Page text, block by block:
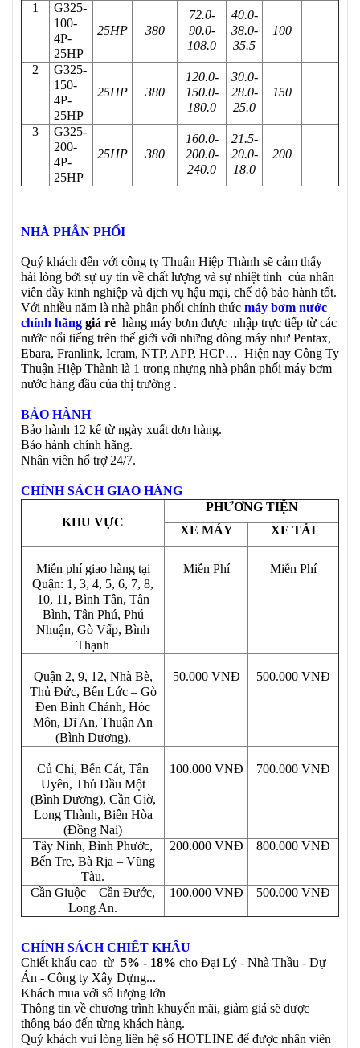
1
G325-
100-
4P-
25HP
25HP 380
72.0-
90.0-
108.0
40.0-
38.0-
35.5
100
2
G325-
150-
4P-
25HP
25HP 380
120.0-
150.0-
180.0
30.0-
28.0-
25.0
150
3
G325-
200-
4P-
25HP
25HP 380
160.0-
200.0-
240.0
21.5-
20.0-
18.0
200
NHÀ PHÂN PHỐI
Quý khách đến với công ty Thuận Hiệp Thành sẽ cảm thấy
hài lòng bởi sự uy tín về chất lượng và sự nhiệt tình của nhân
viên đầy kinh nghiệp và dịch vụ hậu mại, chế độ bảo hành tốt.
Với nhiều năm là nhà phân phối chính thức máy bơm nước
chính hãng giá rẻ hàng máy bơm được nhập trực tiếp từ các
nước nổi tiếng trên thế giới với những dòng máy như Pentax,
Ebara, Franlink, Icram, NTP, APP, HCP… Hiện nay Công Ty
Thuận Hiệp Thành là 1 trong nhựng nhà phân phối máy bơm
nước hàng đầu của thị trường .
BẢO HÀNH
Bảo hành 12 kể từ ngày xuất dơn hàng.
Bảo hành chính hãng.
Nhân viên hổ trợ 24/7.
CHÍNH SÁCH GIAO HÀNG
KHU VỰC
PHƯƠNG TIỆN
XE MÁY
XE TẢI
Miễn phí giao hàng tại
Quận: 1, 3, 4, 5, 6, 7, 8,
10, 11, Bình Tân, Tân
Bình, Tân Phú, Phú
Nhuận, Gò Vấp, Bình
Thạnh
Miễn Phí Miễn Phí
Quận 2, 9, 12, Nhà Bè,
Thủ Đức, Bến Lức – Gò
Đen Bình Chánh, Hóc
Môn, Dĩ An, Thuận An
(Bình Dương).
50.000 VNĐ 500.000 VNĐ
Củ Chi, Bến Cát, Tân
Uyên, Thủ Dầu Một
(Bình Dương), Cần Giờ,
Long Thành, Biên Hòa
(Đồng Nai)
100.000 VNĐ 700.000 VNĐ
Tây Ninh, Bình Phước,
Bến Tre, Bà Rịa – Vũng
Tàu.
200.000 VNĐ 800.000 VNĐ
Cần Giuộc – Cần Đước,
Long An.
100.000 VNĐ 500.000 VNĐ
CHÍNH SÁCH CHIẾT KHẤU
Chiết khấu cao từ 5% - 18% cho Đại Lý - Nhà Thầu - Dự
Án - Công ty Xây Dựng...
Khách mua với số lượng lớn
Thông tin về chương trình khuyến mãi, giảm giá sẽ được
thông báo đến từng khách hàng.
Quý khách vui lòng liên hệ số HOTLINE để được nhân viên